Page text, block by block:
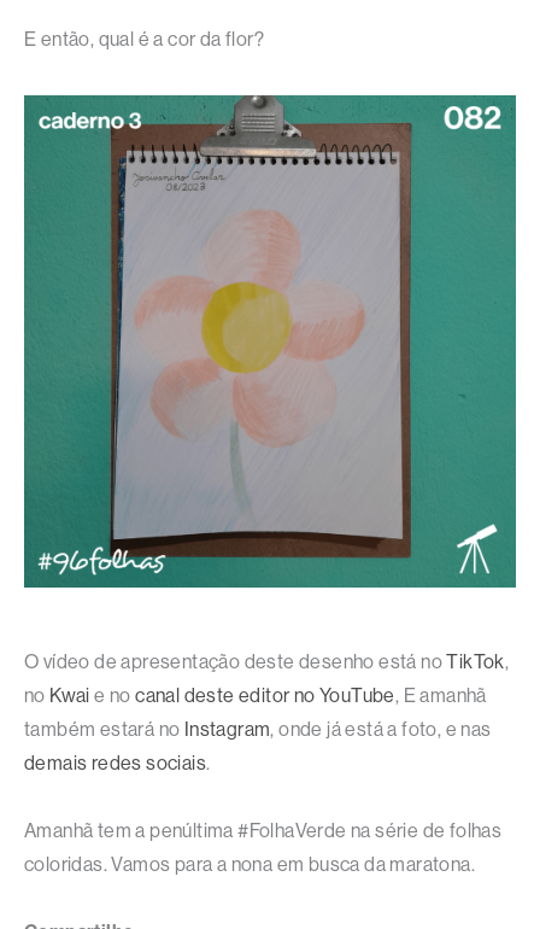
E então, qual é a cor da flor?
O vídeo de apresentação deste desenho está noTikTok,
no Kwai e nocanal deste editor no YouTube, E amanhã
também estará no Instagram, onde já está a foto, e nas
demais redes sociais.
Amanhã tem a penúltima #FolhaVerde na série de folhas
coloridas. Vamos para a nona em busca da maratona.